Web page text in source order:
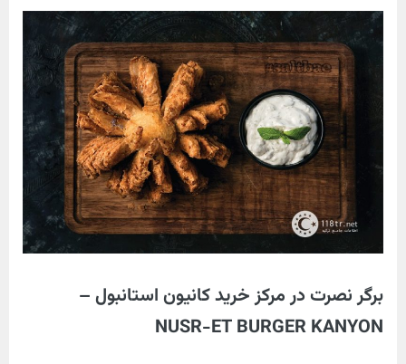
برگر نصرت در مرکز خرید کانیون استانبول –
NUSR-ET BURGER KANYON